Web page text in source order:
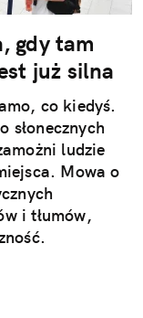
gdy tam
już silna
co kiedyś.
słonecznych
ludzie
Mowa o
i tłumów,